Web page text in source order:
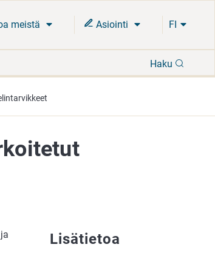
meistä Asiointi FI
Haku
Lisätietoa